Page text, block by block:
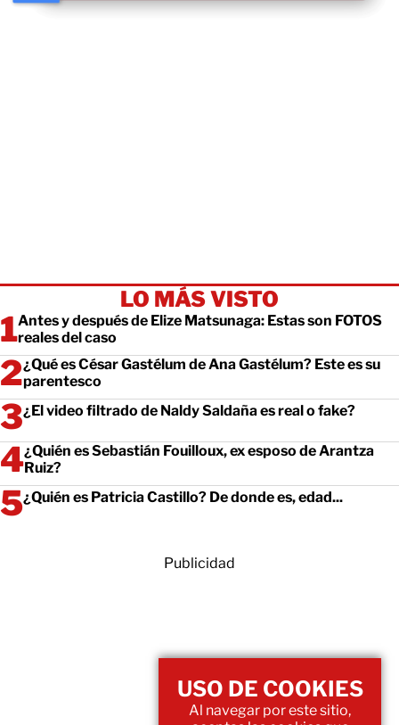
LO MÁS VISTO
Antes y después de Elize Matsunaga: Estas son FOTOS
reales del caso
¿Qué es César Gastélum de Ana Gastélum? Este es su
parentesco
¿El video filtrado de Naldy Saldaña es real o fake?
¿Quién es Sebastián Fouilloux, ex esposo de Arantza
Ruiz?
¿Quién es Patricia Castillo? De donde es, edad...
Publicidad
USO DE COOKIES
Al navegar por este sitio,